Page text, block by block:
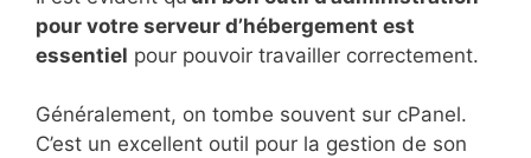
pour votre serveur d’hébergement est
essentiel pour pouvoir travailler correctement.
Généralement, on tombe souvent sur cPanel.
C’est un excellent outil pour la gestion de son